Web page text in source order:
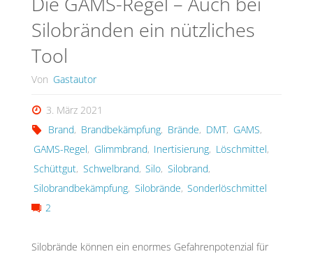
Silobränden ein nützliches
Tool
Von Gastautor
3. März 2021
Brand, Brandbekämpfung, Brände, DMT, GAMS,
GAMS-Regel, Glimmbrand, Inertisierung, Löschmittel,
Schüttgut, Schwelbrand, Silo, Silobrand,
Silobrandbekämpfung, Silobrände, Sonderlöschmittel
2
Silobrände können ein enormes Gefahrenpotenzial für